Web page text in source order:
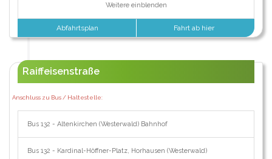
Weitere einblenden
Abfahrtsplan Fahrt ab hier
Raiffeisenstraße
Anschluss zu Bus / Haltestelle:
Bus 132 - Altenkirchen (Westerwald) Bahnhof
Bus 132 - Kardinal-Höffner-Platz, Horhausen (Westerwald)